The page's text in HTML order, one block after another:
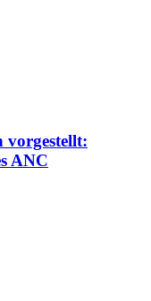
vorgestellt:
ANC